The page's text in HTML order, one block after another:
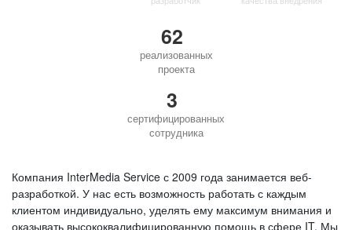
62
реализованных
проекта
3
сертифицированных
сотрудника
Компания InterMedia Service с 2009 года занимается веб-
разработкой. У нас есть возможность работать с каждым
клиентом индивидуально, уделять ему максимум внимания и
оказывать высококвалифицированную помощь в сфере IT. Мы